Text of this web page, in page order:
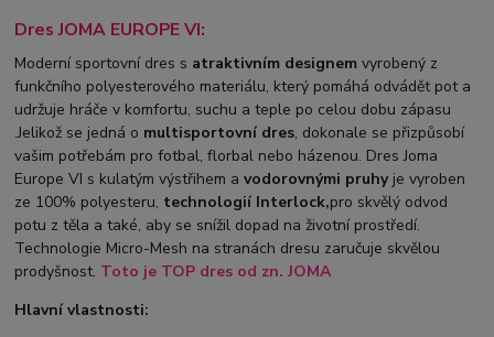
Dres JOMA EUROPE VI:
Moderní sportovní dres s atraktivním designem vyrobený z
funkčního polyesterového materiálu, který pomáhá odvádět pot a
udržuje hráče v komfortu, suchu a teple po celou dobu zápasu
.Jelikož se jedná o multisportovní dres, dokonale se přizpůsobí
vašim potřebám pro fotbal, florbal nebo házenou. Dres Joma
Europe VI s kulatým výstřihem a vodorovnými pruhyje vyroben
ze 100% polyesteru, technologií Interlock,pro skvělý odvod
potu z těla a také, aby se snížil dopad na životní prostředí.
Technologie Micro-Mesh na stranách dresu zaručuje skvělou
prodyšnost. Toto je TOP dres od zn. JOMA
Hlavní vlastnosti: